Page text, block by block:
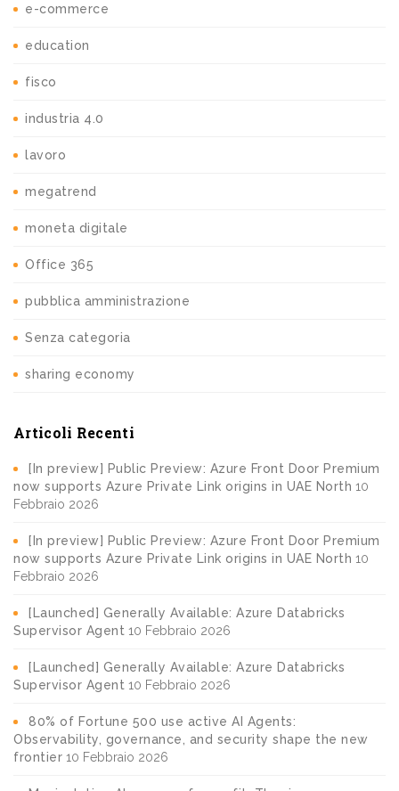
e-commerce
education
fisco
industria 4.0
lavoro
megatrend
moneta digitale
Office 365
pubblica amministrazione
Senza categoria
sharing economy
Articoli Recenti
[In preview] Public Preview: Azure Front Door Premium
now supports Azure Private Link origins in UAE North 10
Febbraio 2026
[In preview] Public Preview: Azure Front Door Premium
now supports Azure Private Link origins in UAE North 10
Febbraio 2026
[Launched] Generally Available: Azure Databricks
Supervisor Agent 10 Febbraio 2026
[Launched] Generally Available: Azure Databricks
Supervisor Agent 10 Febbraio 2026
80% of Fortune 500 use active AI Agents:
Observability, governance, and security shape the new
frontier 10 Febbraio 2026